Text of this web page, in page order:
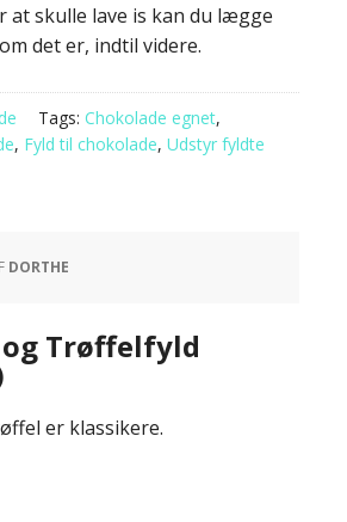
at skulle lave is kan du lægge
det er, indtil videre.
Tags: Chokolade egnet,
, Fyld til chokolade, Udstyr fyldte
DORTHE
Trøffelfyld
er klassikere.